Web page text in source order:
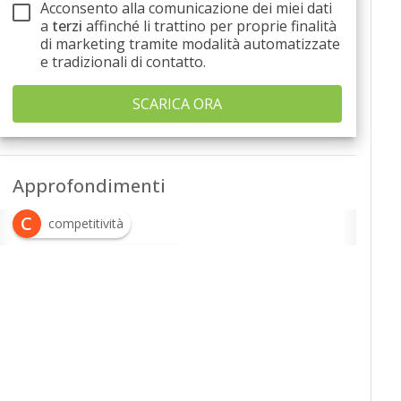
Acconsento alla comunicazione dei miei dati
a terzi affinché li trattino per proprie finalità
di marketing tramite modalità automatizzate
e tradizionali di contatto.
Approfondimenti
C
competitività